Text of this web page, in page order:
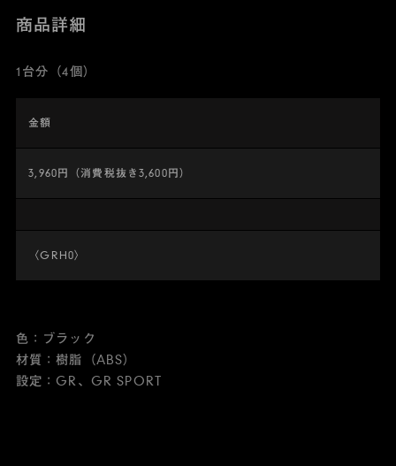
商品詳細
1台分（4個）
金額
3,960円（消費税抜き3,600円）
〈GRH0〉
色：ブラック
材質：樹脂（ABS）
設定：GR、GR SPORT